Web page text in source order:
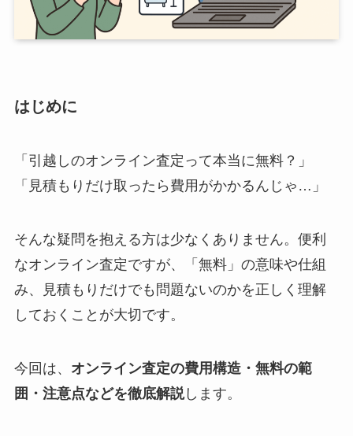
はじめに
「引越しのオンライン査定って本当に無料？」
「見積もりだけ取ったら費用がかかるんじゃ…」
そんな疑問を抱える方は少なくありません。便利
なオンライン査定ですが、「無料」の意味や仕組
み、見積もりだけでも問題ないのかを正しく理解
しておくことが大切です。
今回は、 オンライン査定の費用構造・無料の範
囲・注意点などを徹底解説します。